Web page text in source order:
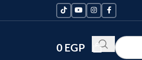
0 EGP